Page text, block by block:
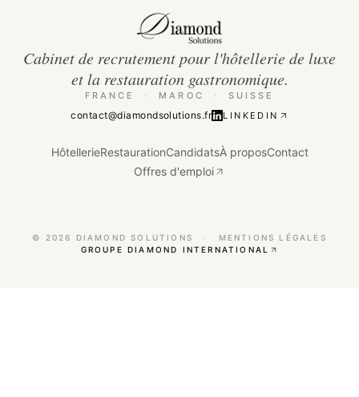
Cabinet de recrutement pour l'hôtellerie de luxe
et la restauration gastronomique.
FRANCE · MAROC · SUISSE
contact@diamondsolutions.fr LINKEDIN
HôtellerieRestaurationCandidatsÀ proposContact
Offres d'emploi
© 2026 DIAMOND SOLUTIONS ·
MENTIONS LÉGALES
GROUPE DIAMOND INTERNATIONAL